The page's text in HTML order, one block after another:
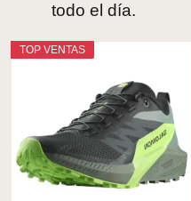
todo el día.
TOP VENTAS